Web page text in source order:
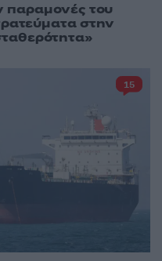
παραμονές του
στην
15